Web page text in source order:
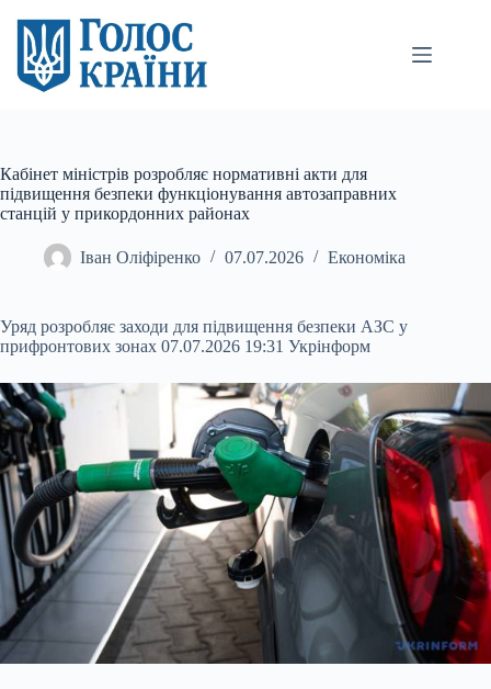
вмісту
Кабінет міністрів розробляє нормативні акти для
підвищення безпеки функціонування автозаправних
станцій у прикордонних районах
Іван Оліфіренко 07.07.2026 Економіка
Уряд розробляє заходи для підвищення безпеки АЗС у
прифронтових зонах 07.07.2026 19:31 Укрінформ